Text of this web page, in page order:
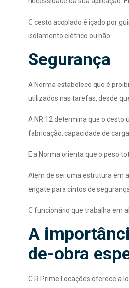
O cesto acoplado é içado por
isolamento elétrico ou não.
Segurança
A Norma estabelece que é
utilizados nas tarefas, desde
A NR 12 determina que o cesto
fabricação, capacidade de
E a Norma orienta que o peso
Além de ser uma estrutura em
engate para cintos de segurança.
O funcionário que trabalha em
A
de-obra
O R Prime Locações oferece a